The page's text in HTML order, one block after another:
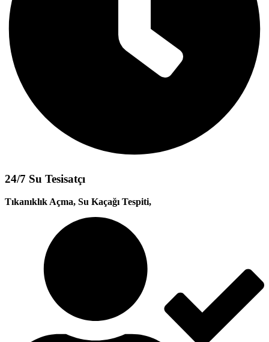
24/7 Su Tesisatçı
Tıkanıklık Açma, Su Kaçağı Tespiti,